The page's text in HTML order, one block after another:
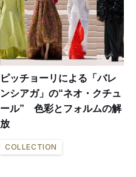
ピッチョーリによる「バレ
ンシアガ」の“ネオ・クチュ
ール” 色彩とフォルムの解
放
COLLECTION